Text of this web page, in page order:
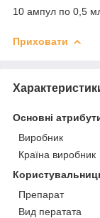
10 ампул по 0,5
Приховати
Основні
Виробник
Країна виробник
Препарат
Вид ператата